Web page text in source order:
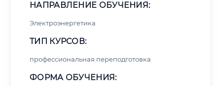
НАПРАВЛЕНИЕ ОБУЧЕНИЯ:
Электроэнергетика
ТИП КУРСОВ:
профессиональная переподготовка
ФОРМА ОБУЧЕНИЯ: